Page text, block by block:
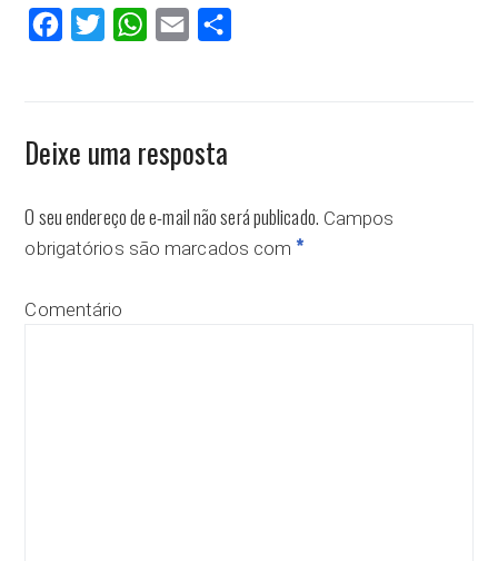
FacebookTwitter WhatsApp
Email
Deixe uma resposta
O seu endereço de e-mail não será publicado. Campos
obrigatórios são marcados com *
Comentário